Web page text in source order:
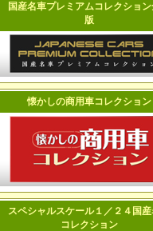
国産名車プレミアムコレクション
版
懐かしの商用車コレクション
スペシャルスケール１／２４国
コレクション